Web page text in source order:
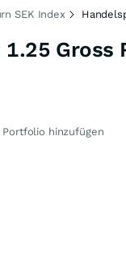
SEK Index
1.25
Portfolio hinzufügen